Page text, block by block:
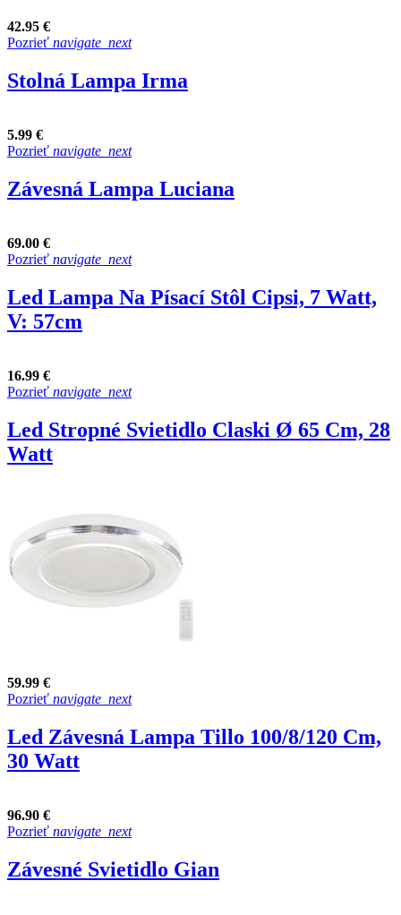
42.95 €
Pozrieť navigate_next
Stolná Lampa Irma
5.99 €
Pozrieť navigate_next
Závesná Lampa Luciana
69.00 €
Pozrieť navigate_next
Led Lampa Na Písací Stôl Cipsi, 7 Watt,
V: 57cm
16.99 €
Pozrieť navigate_next
Led Stropné Svietidlo Claski Ø 65 Cm, 28
Watt
59.99 €
Pozrieť navigate_next
Led Závesná Lampa Tillo 100/8/120 Cm,
30 Watt
96.90 €
Pozrieť navigate_next
Závesné Svietidlo Gian